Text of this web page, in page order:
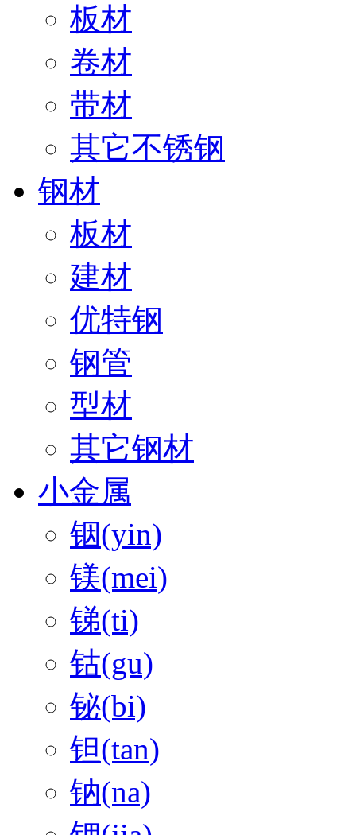
板材
卷材
带材
其它不锈钢
钢材
板材
建材
优特钢
钢管
型材
其它钢材
小金属
铟(yin)
镁(mei)
锑(ti)
钴(gu)
铋(bi)
钽(tan)
钠(na)